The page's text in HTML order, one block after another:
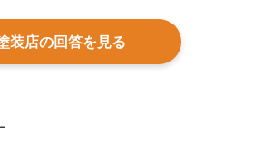
装店の回答を見る